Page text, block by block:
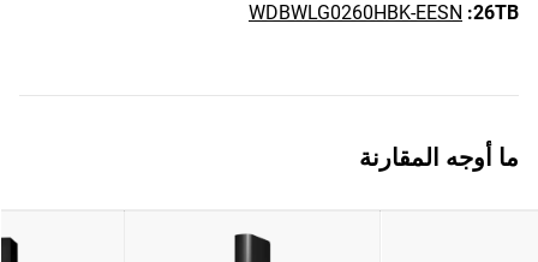
26TB:
WDBWLG0260HBK-EESN
ما أوجه المقارنة